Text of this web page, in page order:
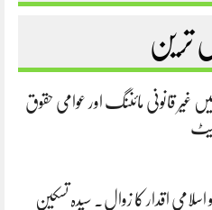
ترین
غیر قانونی مائننگ اور عوامی حقوق
و اسلامی اقدار کا زوال. سیدہ تسکین